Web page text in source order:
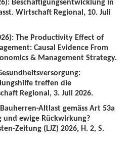
Wirtschaft Regional, 10. Juli
The Productivity Effect of
Causal Evidence From
& Management Strategy.
treffen die
Regional, 3. Juli 2026.
Altlast gemäss Art 53a
und ewige Rückwirkung?
Zeitung (LJZ) 2026, H. 2, S.